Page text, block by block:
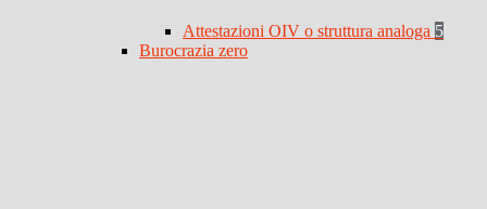
Attestazioni OIV o struttura analoga 5
Burocrazia zero